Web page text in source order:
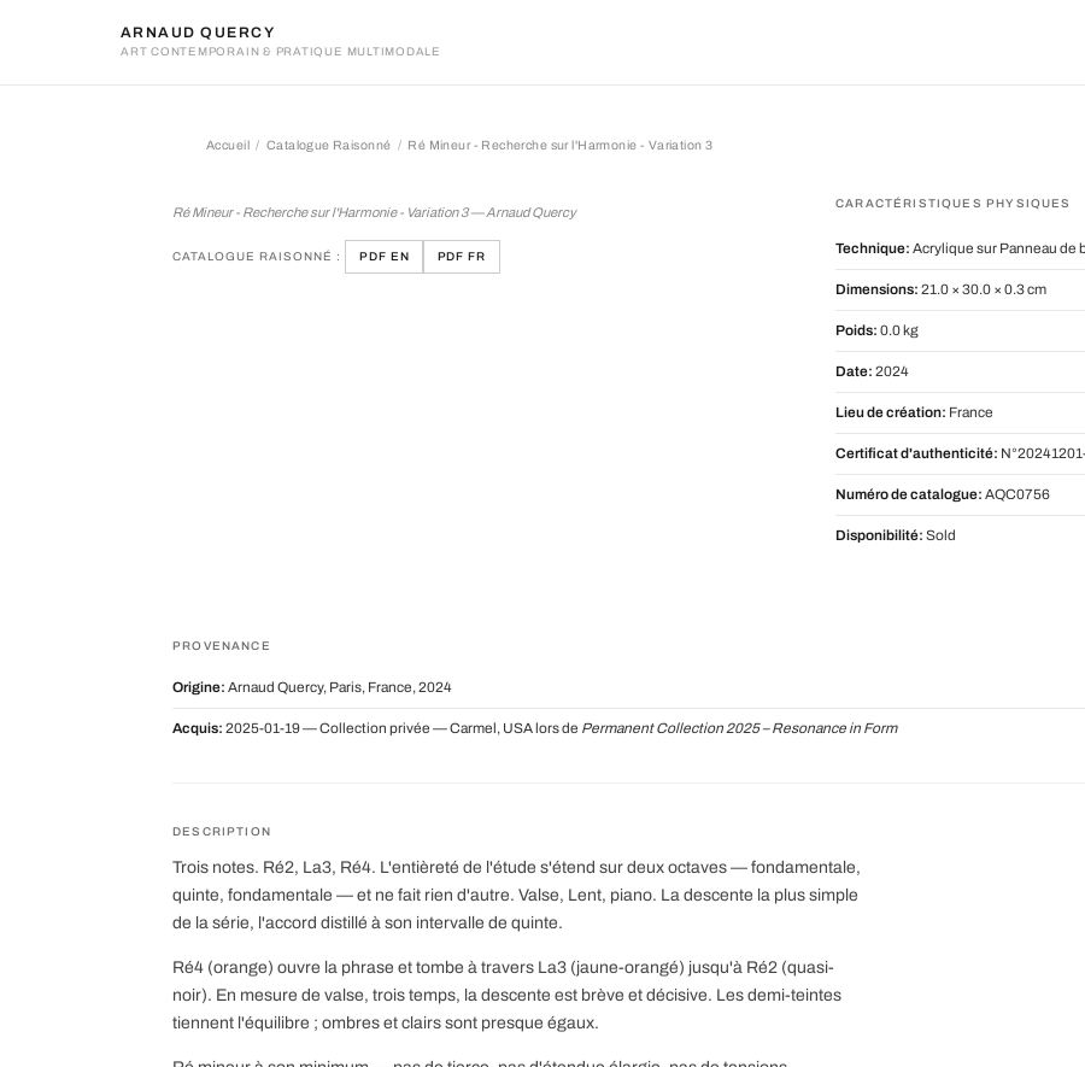
ARNAUD QUERCY
ART CONTEMPORAIN & PRATIQUE MULTIMODALE
Accueil Catalogue Raisonné Ré Mineur - Recherche sur l'Harmonie - Variation 3
Ré Mineur - Recherche sur l'Harmonie - Variation 3 — Arnaud Quercy
CATALOGUE RAISONNÉ : PDF EN PDF FR
CARACTÉRISTIQUES PHYSIQUES
Technique: Acrylique sur Panneau de
Dimensions: 21.0 × 30.0 × 0.3 cm
Poids: 0.0 kg
Date: 2024
Lieu de création: France
Certificat d'authenticité:
Numéro de catalogue: AQC0756
Disponibilité: Sold
PROVENANCE
Origine: Arnaud Quercy, Paris, France, 2024
Acquis: 2025-01-19 — Collection privée — Carmel, USA lors de Permanent Collection 2025 – Resonance in Form
DESCRIPTION
Trois notes. Ré2, La3, Ré4. L'entièreté de l'étude s'étend sur deux octaves — fondamentale,
quinte, fondamentale — et ne fait rien d'autre. Valse, Lent, piano. La descente la plus simple
de la série, l'accord distillé à son intervalle de quinte.
Ré4 (orange) ouvre la phrase et tombe à travers La3 (jaune-orangé) jusqu'à Ré2 (quasi-
noir). En mesure de valse, trois temps, la descente est brève et décisive. Les demi-teintes
tiennent l'équilibre ; ombres et clairs sont presque égaux.